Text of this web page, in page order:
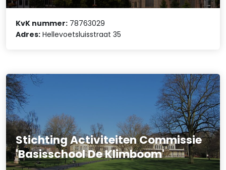
KvK nummer: 78763029
Adres: Hellevoetsluisstraat 35
Stichting Activiteiten Commissie
'Basisschool De Klimboom'